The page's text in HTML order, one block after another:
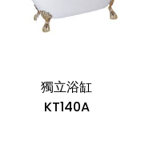
獨立浴缸
KT140A